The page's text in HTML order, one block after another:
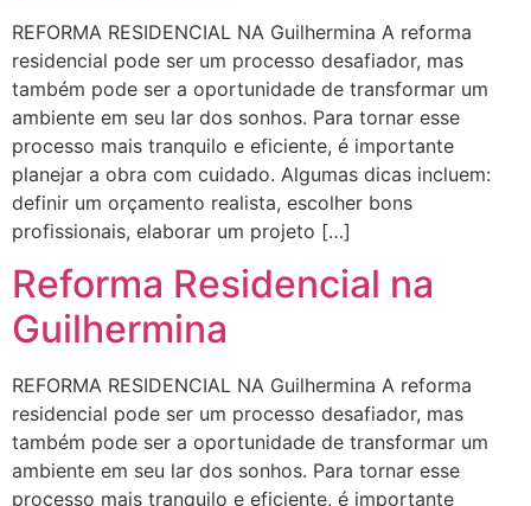
REFORMA RESIDENCIAL NA Guilhermina A reforma
residencial pode ser um processo desafiador, mas
também pode ser a oportunidade de transformar um
ambiente em seu lar dos sonhos. Para tornar esse
processo mais tranquilo e eficiente, é importante
planejar a obra com cuidado. Algumas dicas incluem:
definir um orçamento realista, escolher bons
profissionais, elaborar um projeto […]
Reforma Residencial na
Guilhermina
REFORMA RESIDENCIAL NA Guilhermina A reforma
residencial pode ser um processo desafiador, mas
também pode ser a oportunidade de transformar um
ambiente em seu lar dos sonhos. Para tornar esse
processo mais tranquilo e eficiente, é importante